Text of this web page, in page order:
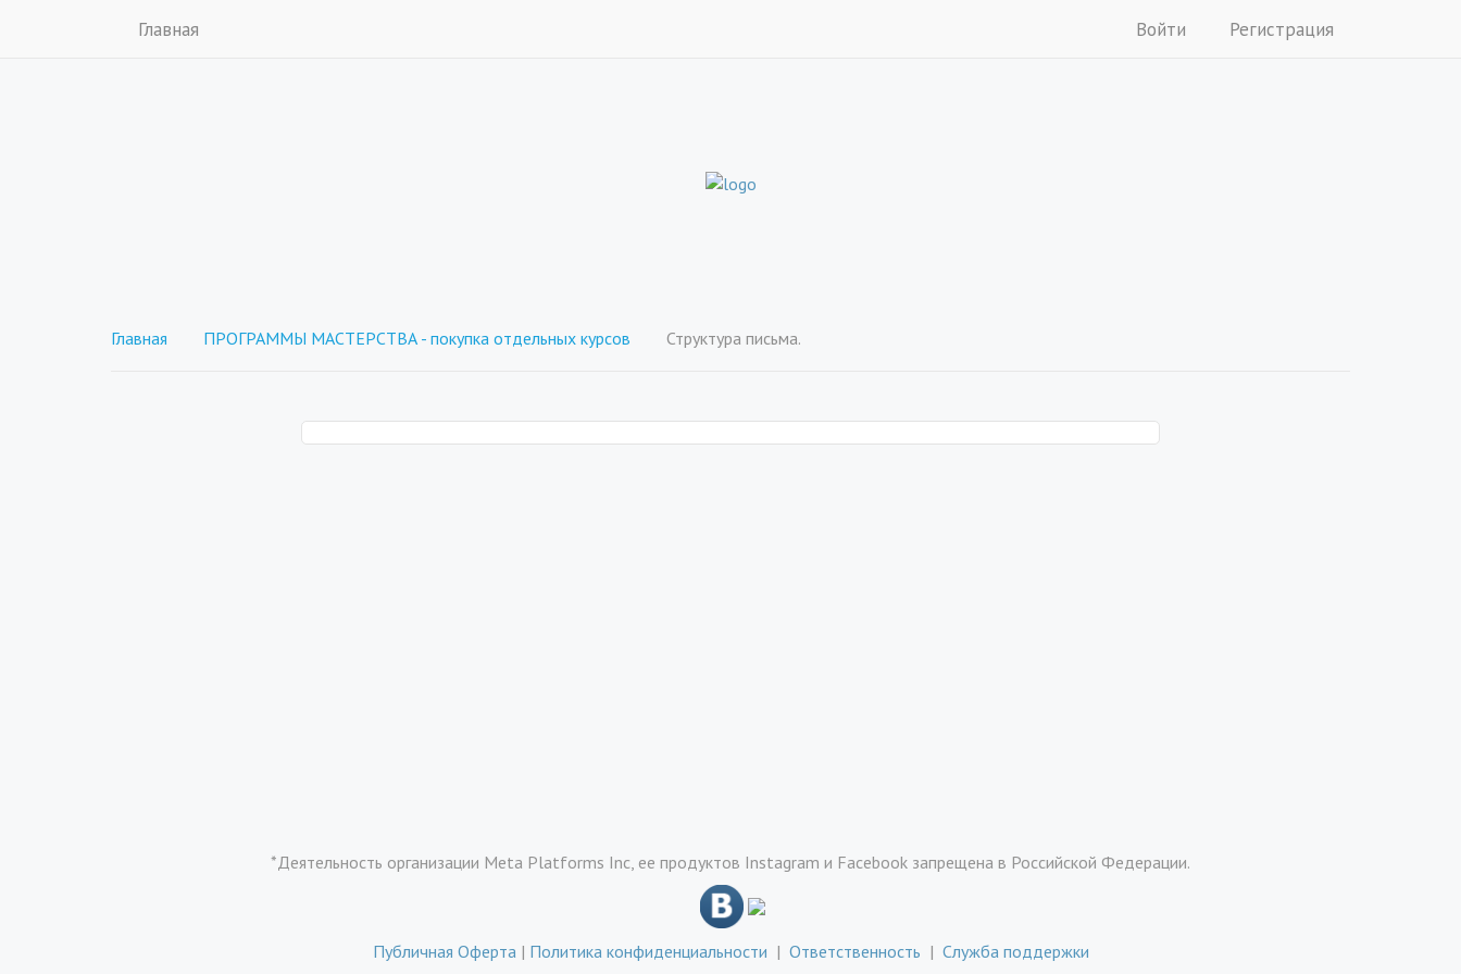
Главная Войти Регистрация
Главная ПРОГРАММЫ МАСТЕРСТВА - покупка отдельных курсов Структура письма.
*Деятельность организации Meta Platforms Inc, ее продуктов Instagram и Facebook запрещена в Российской Федерации.
Публичная Оферта | Политика конфиденциальности | Ответственность | Служба поддержки